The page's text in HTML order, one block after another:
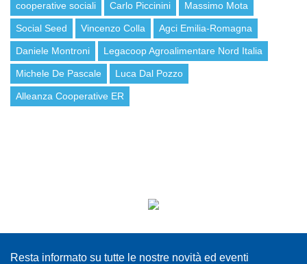
cooperative sociali Carlo Piccinini Massimo Mota
Social Seed Vincenzo Colla Agci Emilia-Romagna
Daniele Montroni Legacoop Agroalimentare Nord Italia
Michele De Pascale Luca Dal Pozzo
Alleanza Cooperative ER
Resta informato su tutte le nostre novità ed eventi